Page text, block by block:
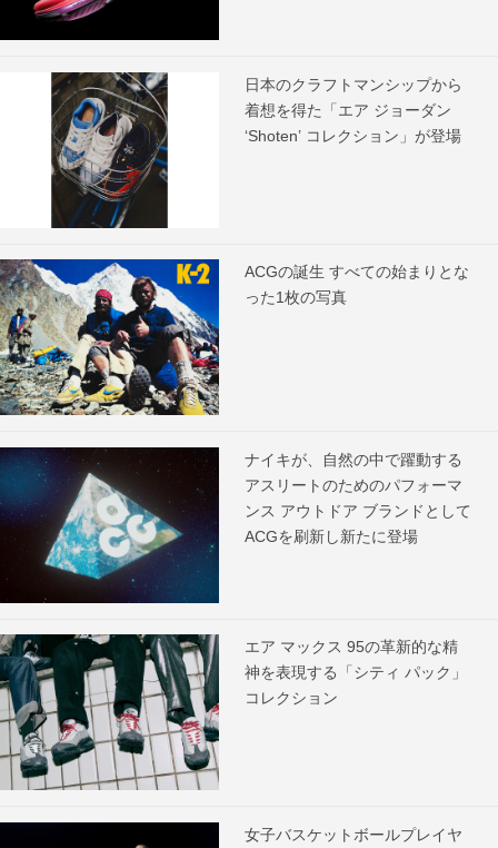
日本のクラフトマンシップから
着想を得た「エア ジョーダン
‘Shoten’ コレクション」が登場
ACGの誕生 すべての始まりとな
った1枚の写真
ナイキが、自然の中で躍動する
アスリートのためのパフォーマ
ンス アウトドア ブランドとして
ACGを刷新し新たに登場
エア マックス 95の革新的な精
神を表現する「シティ パック」
コレクション
女子バスケットボールプレイヤ